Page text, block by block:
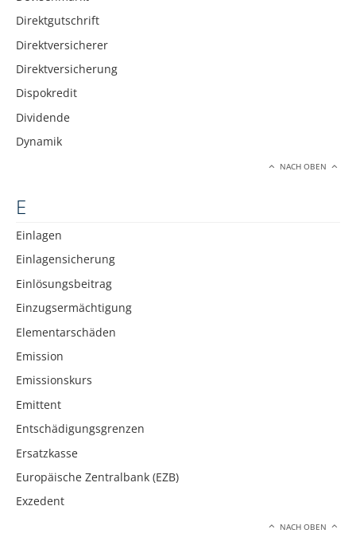
Direktgutschrift
Direktversicherer
Direktversicherung
Dispokredit
Dividende
Dynamik
NACH OBEN
E
Einlagen
Einlagensicherung
Einlösungsbeitrag
Einzugsermächtigung
Elementarschäden
Emission
Emissionskurs
Emittent
Entschädigungsgrenzen
Ersatzkasse
Europäische Zentralbank (EZB)
Exzedent
NACH OBEN